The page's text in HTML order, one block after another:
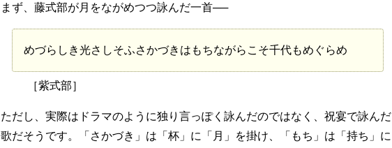
まず、藤式部が月をながめつつ詠んだ一首──
めづらしき光さしそふさかづきはもちながらこそ千代もめぐらめ
［紫式部］
ただし、実際はドラマのように独り言っぽく詠んだのではなく、祝宴で詠んだ
歌だそうです。「さかづき」は「杯」に「月」を掛け、「もち」は「持ち」に